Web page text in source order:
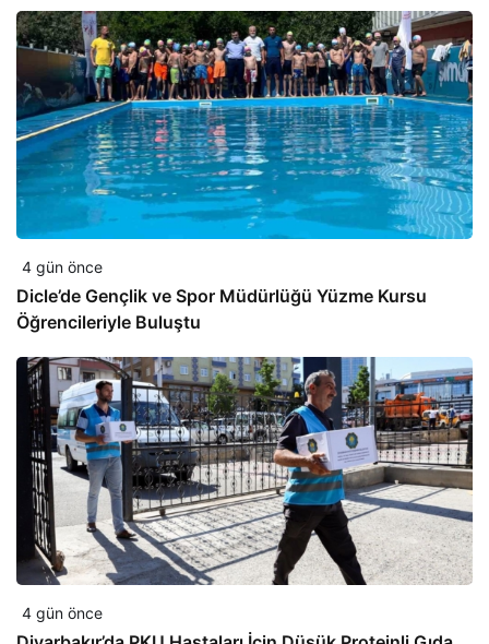
4 gün önce
Dicle’de Gençlik ve Spor Müdürlüğü Yüzme Kursu
Öğrencileriyle Buluştu
4 gün önce